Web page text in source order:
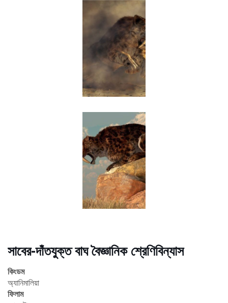
সাবের-দাঁতযুক্ত বাঘ বৈজ্ঞানিক শ্রেণিবিন্যাস
কিংডম
অ্যানিমালিয়া
ফিলাম